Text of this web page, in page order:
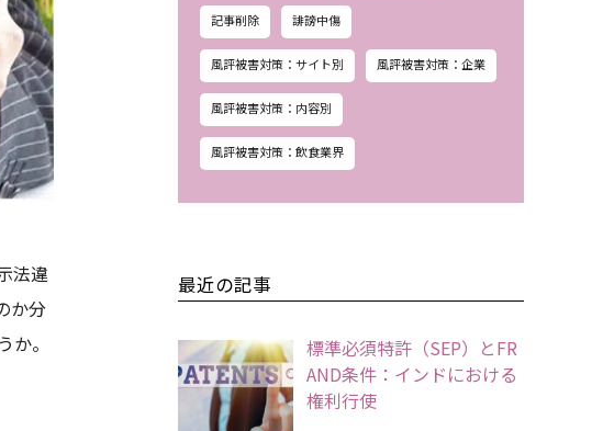
法違
か分
。
記事削除 誹謗中傷
風評被害対策：サイト別 風評被害対策：企業
風評被害対策：内容別
風評被害対策：飲食業界
最近の記事
標準必須特許（SEP）とFR
AND条件：インドにおける
権利行使